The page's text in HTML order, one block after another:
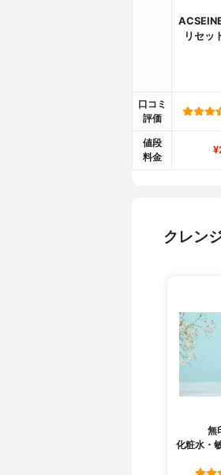
リセッ
口コミ
評価
値段
料金
クレン
無
化粧水・